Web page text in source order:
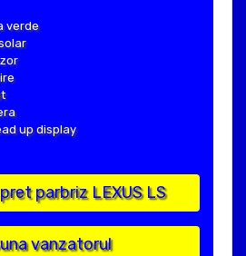
verde
up display
parbriz LEXUS LS
vanzatorul